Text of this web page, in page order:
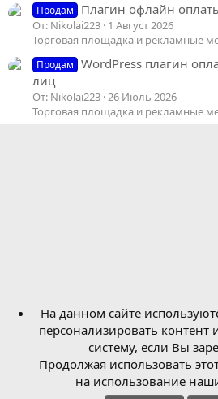
Продам Плагин офлайн
От: Nikolai223 1 Август 2026
Торговая площадка и рекламные
Продам
WordPress плагин
лиц
От: Nikolai223 26 Июль 2026
Торговая площадка и рекламные
На данном сайте
персонализировать контент
систему, если Вы
Продолжая использовать
на использование